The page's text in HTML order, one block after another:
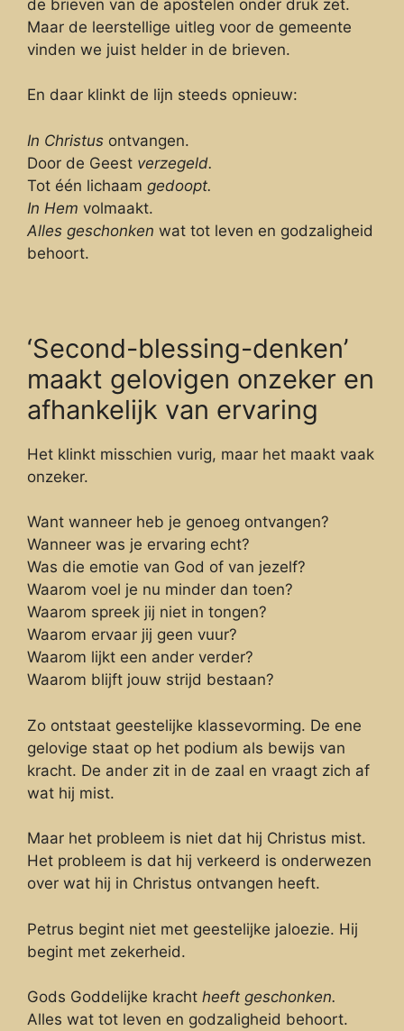
de brieven van de apostelen onder druk zet.
Maar de leerstellige uitleg voor de gemeente
vinden we juist helder in de brieven.
En daar klinkt de lijn steeds opnieuw:
In Christus ontvangen.
Door de Geest verzegeld.
Tot één lichaam gedoopt.
In Hem volmaakt.
Alles geschonken wat tot leven en godzaligheid
behoort.
‘Second-blessing-denken’
maakt gelovigen onzeker en
afhankelijk van ervaring
Het klinkt misschien vurig, maar het maakt vaak
onzeker.
Want wanneer heb je genoeg ontvangen?
Wanneer was je ervaring echt?
Was die emotie van God of van jezelf?
Waarom voel je nu minder dan toen?
Waarom spreek jij niet in tongen?
Waarom ervaar jij geen vuur?
Waarom lijkt een ander verder?
Waarom blijft jouw strijd bestaan?
Zo ontstaat geestelijke klassevorming. De ene
gelovige staat op het podium als bewijs van
kracht. De ander zit in de zaal en vraagt zich af
wat hij mist.
Maar het probleem is niet dat hij Christus mist.
Het probleem is dat hij verkeerd is onderwezen
over wat hij in Christus ontvangen heeft.
Petrus begint niet met geestelijke jaloezie. Hij
begint met zekerheid.
Gods Goddelijke kracht heeft geschonken.
Alles wat tot leven en godzaligheid behoort.